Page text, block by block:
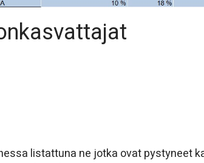
listattuna ne jotka ovat pystyneet